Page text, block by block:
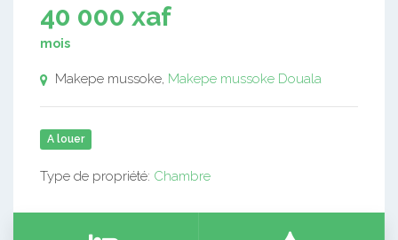
40 000 xaf
mois
Makepe mussoke, Makepe mussoke Douala
A louer
Type de propriété: Chambre